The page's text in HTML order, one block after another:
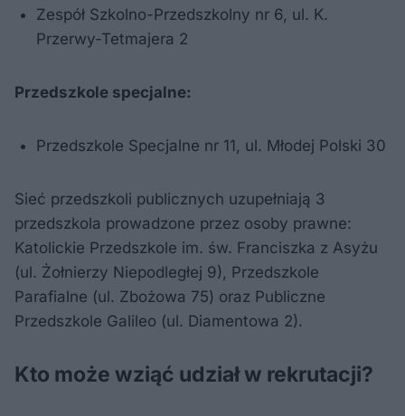
Zespół Szkolno-Przedszkolny nr 6, ul. K.
Przerwy-Tetmajera 2
Przedszkole specjalne:
Przedszkole Specjalne nr 11, ul. Młodej Polski 30
Sieć przedszkoli publicznych uzupełniają 3
przedszkola prowadzone przez osoby prawne:
Katolickie Przedszkole im. św. Franciszka z Asyżu
(ul. Żołnierzy Niepodległej 9), Przedszkole
Parafialne (ul. Zbożowa 75) oraz Publiczne
Przedszkole Galileo (ul. Diamentowa 2).
Kto może wziąć udział w rekrutacji?